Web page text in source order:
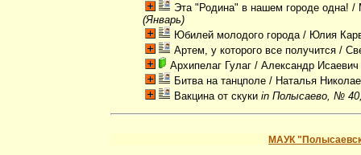
Эта "Родина" в нашем городе одна! /
(Январь)
Юбилей молодого города/ Юлия
Артем, у которого все получится /
Архипелаг Гулаг / Александр
Битва на танцполе / Наталья
Вакцина от скуки in Полысаево, №
МАУК